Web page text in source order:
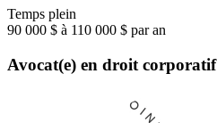
Temps plein
90 000 $ à 110 000 $ par an
Avocat(e) en droit corporatif